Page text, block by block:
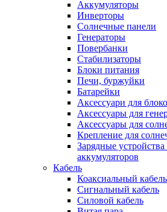
Аккумуляторы
Инверторы
Солнечные панели
Генераторы
Повербанки
Стабилизаторы
Блоки питания
Печи, буржуйки
Батарейки
Аксессуари для
Аксессуары для
Аксессуары для
Крепление для
Зарядные
аккумуляторов
Кабель
Коаксиальный кабель
Сигнальный кабель
Силовой кабель